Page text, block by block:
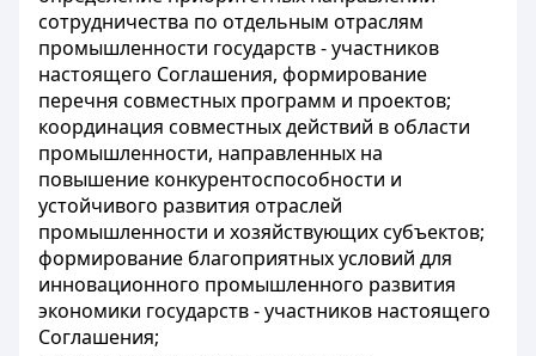
сотрудничества по отдельным отраслям
промышленности государств - участников
настоящего Соглашения, формирование
перечня совместных программ и проектов;
координация совместных действий в области
промышленности, направленных на
повышение конкурентоспособности и
устойчивого развития отраслей
промышленности и хозяйствующих субъектов;
формирование благоприятных условий для
инновационного промышленного развития
экономики государств - участников настоящего
Соглашения;